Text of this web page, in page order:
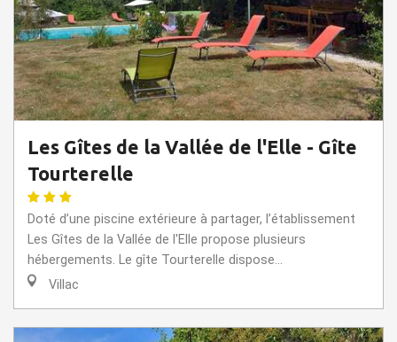
Les Gîtes de la Vallée de l'Elle - Gîte
Tourterelle
Doté d’une piscine extérieure à partager, l’établissement
Les Gîtes de la Vallée de l'Elle propose plusieurs
hébergements. Le gîte Tourterelle dispose...
Villac